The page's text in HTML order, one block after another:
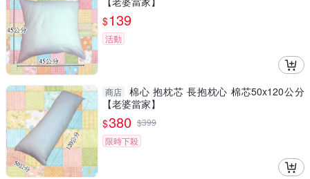
$139
活動
商店
棉心 抱枕芯 長抱枕心 棉芯50x120公分
【老婆當家】
$380 $399
限時下殺